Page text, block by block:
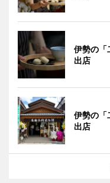
伊勢の「
出店
伊勢の「
出店